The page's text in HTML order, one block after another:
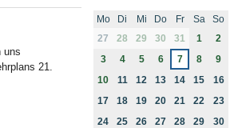
uns
21.
month-8
Mo Di Mi Do Fr Sa
So
27
28 29 30 31 1
2
3
4 5 6 7 8
9
10
11 12 13 14 15
16
17
18 19 20 21 22
23
24
25 26 27 28 29
30